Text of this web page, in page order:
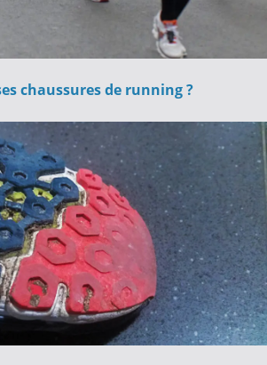
chaussures de running ?